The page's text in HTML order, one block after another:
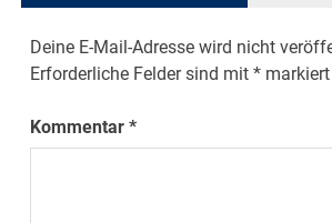
Deine E-Mail-Adresse wird nicht
Erforderliche Felder sind mit* markiert
Kommentar*